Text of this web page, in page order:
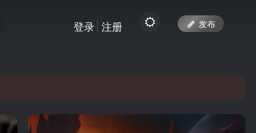
发布
登录 注册